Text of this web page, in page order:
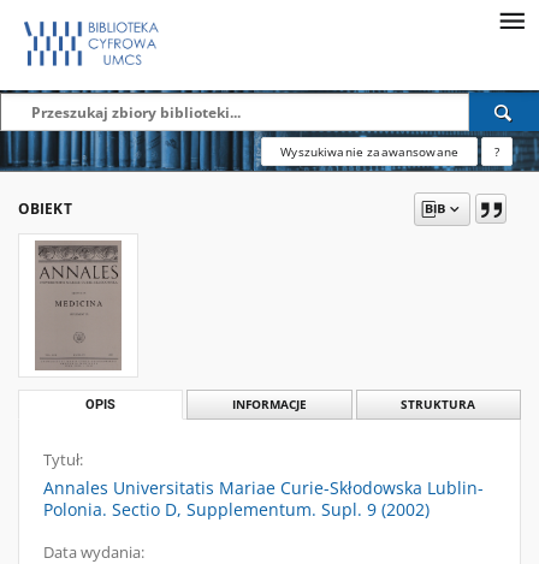
Wyszukiwanie zaawansowane ?
OBIEKT
OPIS INFORMACJE STRUKTURA
Tytuł:
Annales Universitatis Mariae Curie-Skłodowska Lublin-
Polonia. Sectio D, Supplementum. Supl. 9 (2002)
Data wydania: